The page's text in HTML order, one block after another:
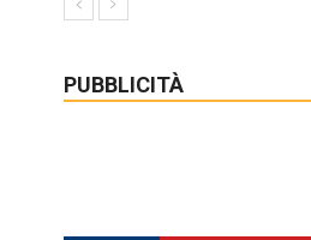
PUBBLICITÀ